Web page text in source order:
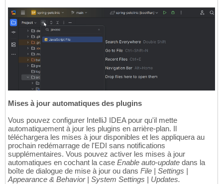
Mises à jour automatiques des plugins
Vous pouvez configurer IntelliJ IDEA pour qu'il mette
automatiquement à jour les plugins en arrière-plan. Il
téléchargera les mises à jour disponibles et les appliquera au
prochain redémarrage de l'EDI sans notifications
supplémentaires. Vous pouvez activer les mises à jour
automatiques en cochant la case Enable auto-update dans la
boîte de dialogue de mise à jour ou dans File | Settings |
Appearance & Behavior | System Settings | Updates.